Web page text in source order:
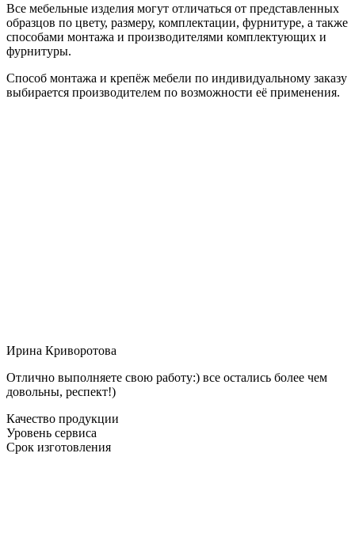
Все мебельные изделия могут отличаться от представленных
образцов по цвету, размеру, комплектации, фурнитуре, а также
способами монтажа и производителями комплектующих и
фурнитуры.
Способ монтажа и крепёж мебели по индивидуальному заказу
выбирается производителем по возможности её применения.
Ирина Криворотова
Отлично выполняете свою работу:) все остались более чем
довольны, респект!)
Качество продукции
Уровень сервиса
Срок изготовления